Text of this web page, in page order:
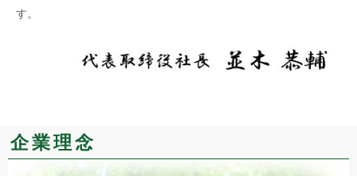
す。
企業理念